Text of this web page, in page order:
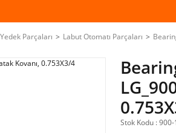
Parçaları Labut Otomatı Parçaları
Stok Kodu :